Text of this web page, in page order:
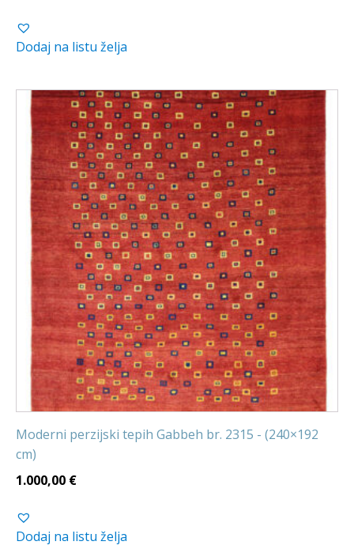
Dodaj na listu želja
Moderni perzijski tepih Gabbeh br. 2315 - (240×192
cm)
1.000,00 €
Dodaj na listu želja